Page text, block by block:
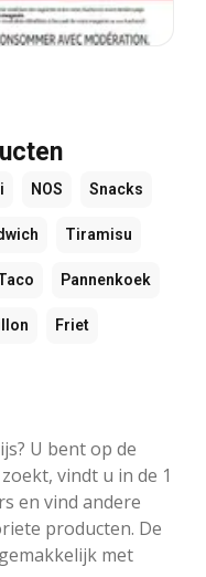
NOS Snacks
Tiramisu
Pannenkoek
Friet
U bent op de
vindt u in de 1
en vind andere
producten. De
met